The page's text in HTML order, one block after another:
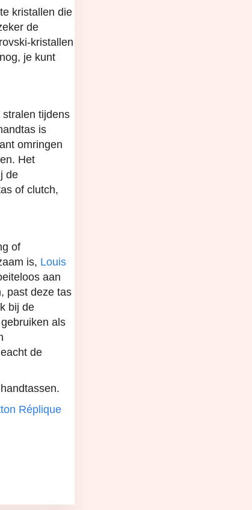
kristallen die
de
kristallen
je kunt
tijdens
is
omringen
Het
de
of clutch,
of
is, Louis
aan
past deze tas
bij de
als
de
Réplique